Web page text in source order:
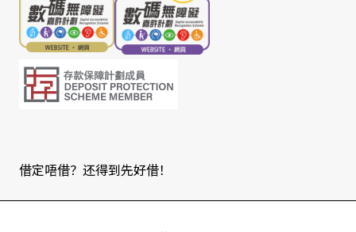
借定唔借？还得到先好借！